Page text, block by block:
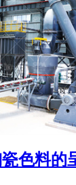
色料的